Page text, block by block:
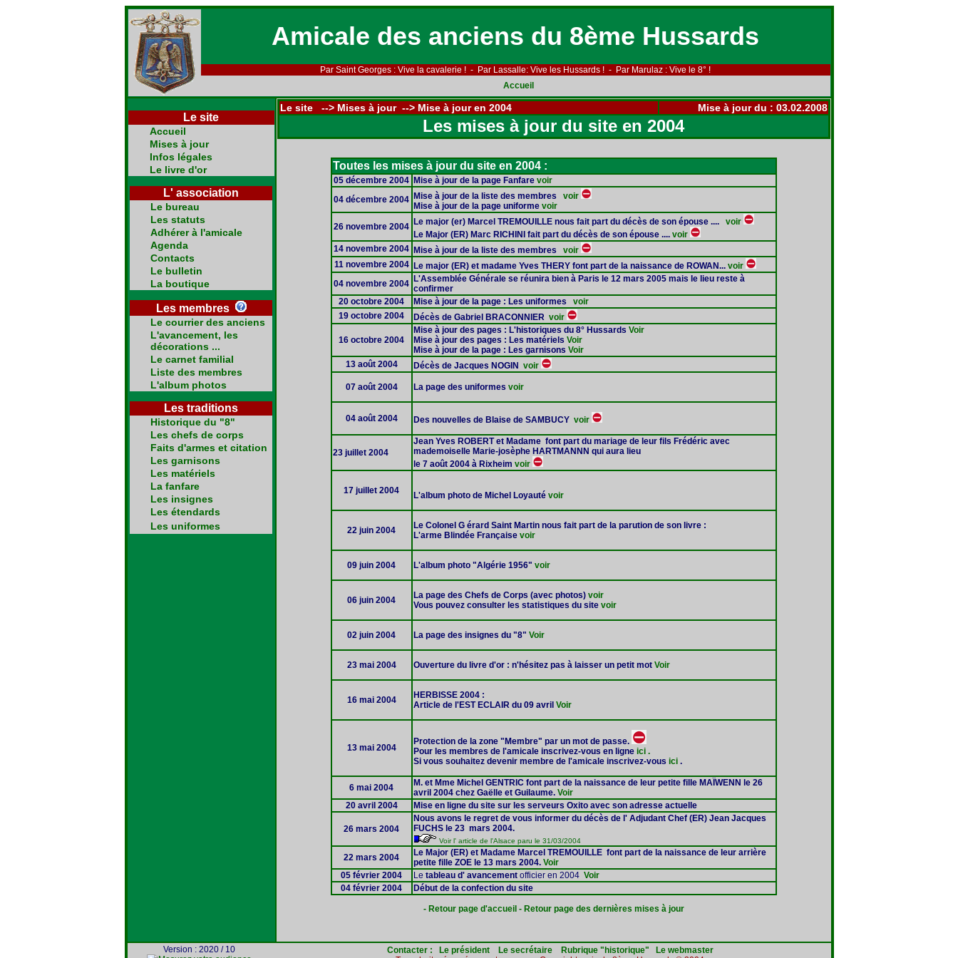
Amicale des anciens du 8ème Hussards
Par Saint Georges : Vive la cavalerie ! - Par Lassalle: Vive les Hussards ! - Par Marulaz : Vive le 8° !
Accueil
Le site
Accueil
Mises à jour
Infos légales
Le livre d'or
L' association
Le bureau
Les statuts
Adhérer à l'amicale
Agenda
Contacts
Le bulletin
La boutique
Les membres
Le courrier des anciens
L'avancement, les
décorations ...
Le carnet familial
Liste des membres
L'album photos
Les traditions
Historique du "8"
Les chefs de corps
Faits d'armes et citation
Les garnisons
Les matériels
La fanfare
Les insignes
Les étendards
Les uniformes
Le site --> Mises à jour --> Mise à jour en 2004 Mise à jour du : 03.02.2008
Les mises à jour du site en 2004
Toutes les mises à jour du site en 2004 :
05 décembre 2004 Mise à jour de la page Fanfarevoir
04 décembre 2004 Mise à jour de la liste des membres
voir
Mise à jour de la page uniforme voir
26 novembre 2004 Le major (er) Marcel TREMOUILLE nous fait part du décès de son épouse ....
voir
Le Major (ER) Marc RICHINI fait part du décès de son épouse .... voir
14 novembre 2004 Mise à jour de la liste des membres
voir
11 novembre 2004
Le major (ER) et madame Yves THERY font part de la naissance de ROWAN... voir
04 novembre 2004 L'Assemblée Générale se réunira bien à Paris le 12 mars 2005 mais le lieu reste à
confirmer
20 octobre 2004
Mise à jour de la page : Les uniformes
voir
19 octobre 2004
Décès de Gabriel BRACONNIER voir
16 octobre 2004
Mise à jour des pages : L'historiques du 8° Hussards Voir
Mise à jour des pages : Les matériels Voir
Mise à jour de la page : Les garnisons Voir
13 août 2004
Décès de Jacques NOGIN voir
07 août 2004 La page des uniformes voir
04 août 2004 Des nouvelles de Blaise de SAMBUCY voir
23 juillet 2004
Jean Yves ROBERT et Madame font part du mariage de leur fils Frédéric avec
mademoiselle Marie-josèphe HARTMANNN qui aura lieu
le 7 août 2004 à Rixheim voir
17 juillet 2004 L'album photo de Michel Loyautévoir
22 juin 2004
Le Colonel G érard Saint Martin nous fait part de la parution de son livre :
L'arme Blindée Française voir
09 juin 2004 L'album photo "Algérie 1956" voir
06 juin 2004 La page des Chefs de Corps (avec photos) voir
Vous pouvez consulter les statistiques du site voir
02 juin 2004 La page des insignes du "8" Voir
23 mai 2004 Ouverture du livre d'or : n'hésitez pas à laisser un petit mot Voir
16 mai 2004
HERBISSE 2004 :
Article de l'EST ECLAIR du 09 avril Voir
13 mai 2004
Protection de la zone "Membre" par un mot de passe.
Pour les membres de l'amicale inscrivez-vous en ligne ici .
Si vous souhaitez devenir membre de l'amicale inscrivez-vous ici .
6 mai 2004
M. et Mme Michel GENTRIC font part de la naissance de leur petite fille MAÏWENN le 26
avril 2004 chez Gaëlle et Guilaume. Voir
20 avril 2004
Mise en ligne du site sur les serveurs Oxito avec son adresse actuelle
26 mars 2004
Nous avons le regret de vous informer du décès de l' Adjudant Chef (ER) Jean Jacques
FUCHS le 23 mars 2004.
Voir l' article de l'Alsace paru le 31/03/2004
22 mars 2004
Le Major (ER) et Madame Marcel TREMOUILLE font part de la naissance de leur arrière
petite fille ZOE le 13 mars 2004. Voir
05 février 2004
Le tableau d' avancementofficier en 2004 Voir
04 février 2004
Début de la confection du site
- Retour page d'accueil - Retour page des dernières mises à jour
Version : 2020 / 10 Contacter : Le président Le secrétaire Rubrique "historique"
Le webmaster